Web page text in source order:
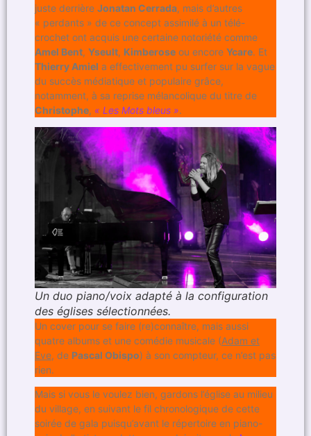
juste derrière Jonatan Cerrada, mais d’autres
« perdants » de ce concept assimilé à un télé-
crochet ont acquis une certaine notoriété comme
Amel Bent, Yseult, Kimberose ou encore Ycare. Et
Thierry Amiel a effectivement pu surfer sur la vague
du succès médiatique et populaire grâce,
notamment, à sa reprise mélancolique du titre de
Christophe, « Les Mots bleus ».
Un duo piano/voix adapté à la configuration
des églises sélectionnées.
Un cover pour se faire (re)connaître, mais aussi
quatre albums et une comédie musicale (Adam et
Eve, de Pascal Obispo) à son compteur, ce n’est pas
rien.
Mais si vous le voulez bien, gardons l’église au milieu
du village, en suivant le fil chronologique de cette
soirée de gala puisqu’avant le répertoire en piano-